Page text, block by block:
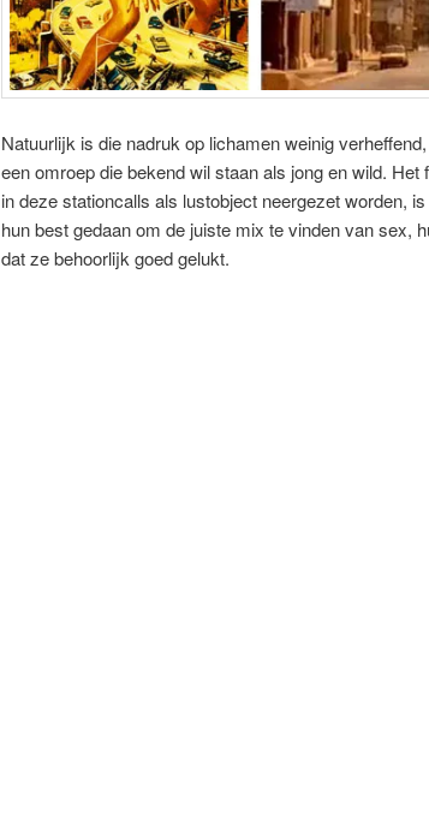
Natuurlijk is die nadruk op lichamen weinig
een omroep die bekend wil staan als jong en wild.
in deze stationcalls als lustobject neergezet worden,
hun best gedaan om de juiste mix te vinden van sex,
dat ze behoorlijk goed gelukt.